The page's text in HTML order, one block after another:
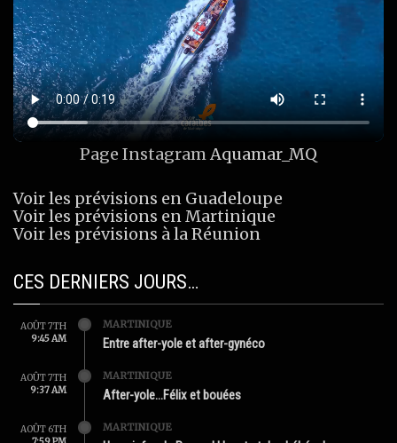
Page InstagramAquamar_MQ
Voir les prévisions en Guadeloupe
Voir les prévisions en Martinique
Voir les prévisions à la Réunion
CES DERNIERS JOURS…
AOÛT 7TH
9:45 AM
MARTINIQUE
Entre after-yole et after-gynéco
AOÛT 7TH
9:37 AM
MARTINIQUE
After-yole…Félix et bouées
AOÛT 6TH
MARTINIQUE